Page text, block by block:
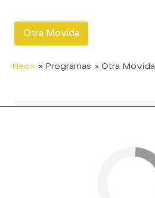
Otra Movida
Neox » Programas » Otra Movida